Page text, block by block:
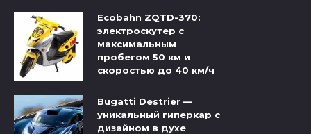
Ecobahn ZQTD-370:
электроскутер с
максимальным
пробегом 50 км и
скоростью до 40 км/ч
Bugatti Destrier —
уникальный гиперкар с
дизайном в духе